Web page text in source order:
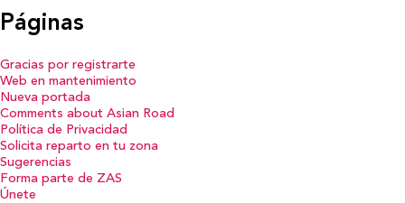
Páginas
Gracias por registrarte
Web en mantenimiento
Nueva portada
Comments about Asian Road
Política de Privacidad
Solicita reparto en tu zona
Sugerencias
Forma parte de ZAS
Únete